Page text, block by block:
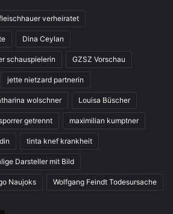
verheiratet
Dina Ceylan
schauspielerin GZSZ Vorschau
jette nietzard partnerin
wolschner Louisa Büscher
getrennt maximilian kumptner
tinta knef krankheit
Darsteller mit Bild
Naujoks Wolfgang Feindt Todesursache